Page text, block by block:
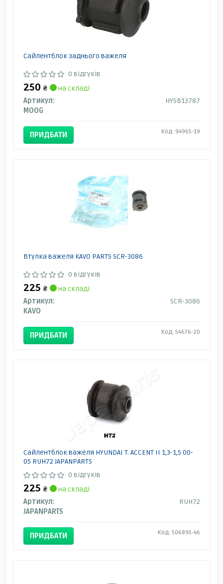
Сайлентблок заднього важеля
0 відгуків
250 ₴
на складі
Артикул:
HYSB13787
MOOG
ПРИДБАТИ Код: 94965-19
Втулка важеля KAVO PARTS SCR-3086
0 відгуків
225 ₴
на складі
Артикул:
SCR-3086
KAVO
ПРИДБАТИ Код: 54676-20
Сайлентблок важеля HYUNDAI T. ACCENT II 1,3-1,5 00-
05 RUH72 JAPANPARTS
0 відгуків
225 ₴
на складі
Артикул:
RUH72
JAPANPARTS
ПРИДБАТИ Код: 506895-46